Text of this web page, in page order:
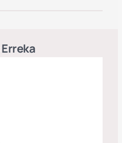
Erreka